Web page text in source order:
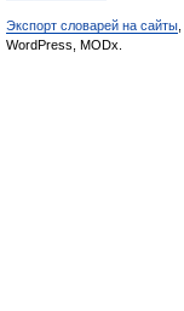
Экспорт словарей на сайты
WordPress, MODx.